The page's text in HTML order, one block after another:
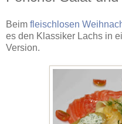
Beim fleischlosen
es den Klassiker Lachs in
Version.